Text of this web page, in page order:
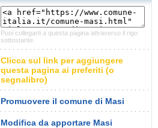
Puoi collegarti a questa pagina attraverso il rigo
sottostante.
Clicca sul link per aggiungere
questa pagina ai preferiti (o
segnalibro)
Promuovere il comune di Masi
Modifica da apportare Masi